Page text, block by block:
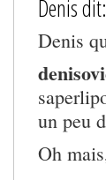
Denis dit:
Denis
un peu
Oh